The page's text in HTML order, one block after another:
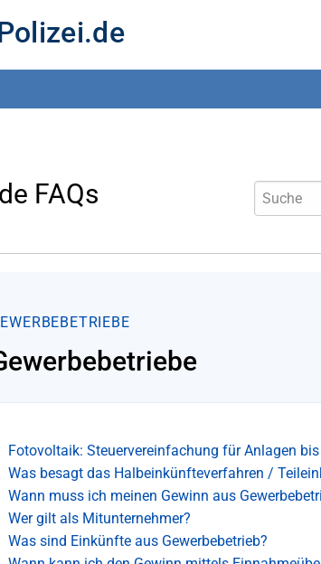
FAQs
Fotovoltaik: Steuervereinfachung für Anlagen
Was besagt das Halbeinkünfteverfahren /
Wann muss ich meinen Gewinn aus
Wer gilt als Mitunternehmer?
Was sind Einkünfte aus Gewerbebetrieb?